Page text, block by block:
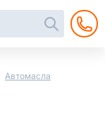
Автомасла